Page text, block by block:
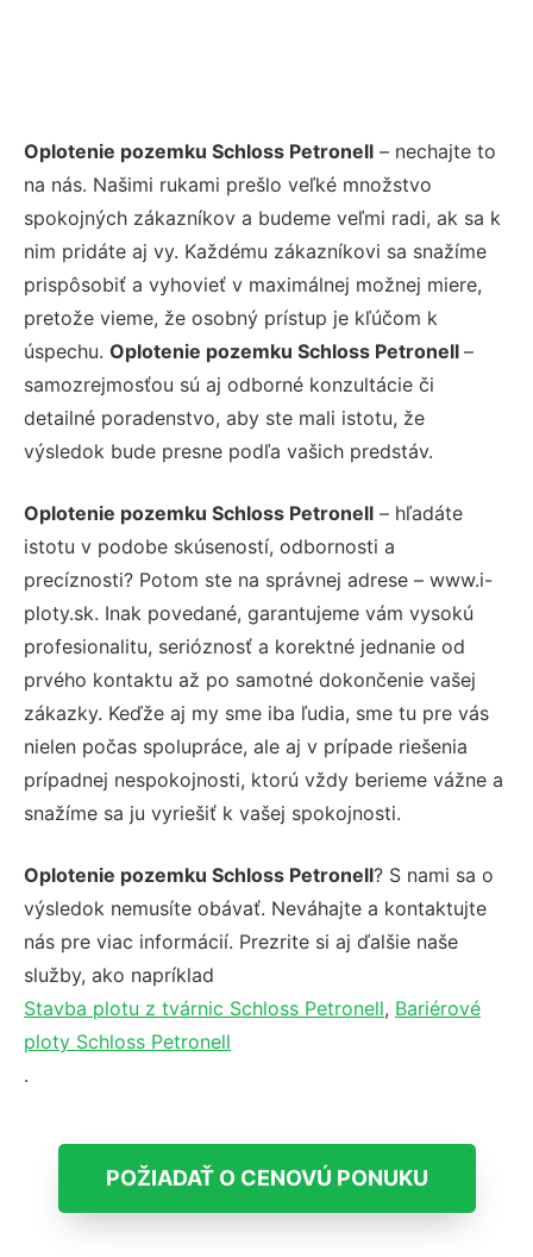
Oplotenie pozemku Schloss Petronell – nechajte to
na nás. Našimi rukami prešlo veľké množstvo
spokojných zákazníkov a budeme veľmi radi, ak sa k
nim pridáte aj vy. Každému zákazníkovi sa snažíme
prispôsobiť a vyhovieť v maximálnej možnej miere,
pretože vieme, že osobný prístup je kľúčom k
úspechu. Oplotenie pozemku Schloss Petronell –
samozrejmosťou sú aj odborné konzultácie či
detailné poradenstvo, aby ste mali istotu, že
výsledok bude presne podľa vašich predstáv.
Oplotenie pozemku Schloss Petronell – hľadáte
istotu v podobe skúseností, odbornosti a
precíznosti? Potom ste na správnej adrese – www.i-
ploty.sk. Inak povedané, garantujeme vám vysokú
profesionalitu, serióznosť a korektné jednanie od
prvého kontaktu až po samotné dokončenie vašej
zákazky. Keďže aj my sme iba ľudia, sme tu pre vás
nielen počas spolupráce, ale aj v prípade riešenia
prípadnej nespokojnosti, ktorú vždy berieme vážne a
snažíme sa ju vyriešiť k vašej spokojnosti.
Oplotenie pozemku Schloss Petronell? S nami sa o
výsledok nemusíte obávať. Neváhajte a kontaktujte
nás pre viac informácií. Prezrite si aj ďalšie naše
služby, ako napríklad
Stavba plotu z tvárnic Schloss Petronell, Bariérové
ploty Schloss Petronell
.
POŽIADAŤ O CENOVÚ PONUKU